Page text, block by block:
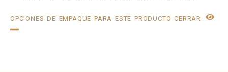
OPCIONES DE EMPAQUE PARA ESTE PRODUCTOCERRAR